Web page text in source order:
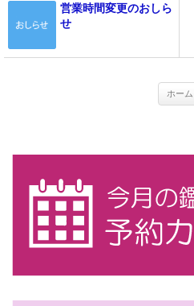
営業時間変更のおしら
せ
ホーム